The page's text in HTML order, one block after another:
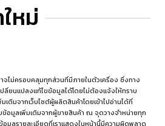
หม่
ไม่ครอบคลุมทุกส่วนที่มีภายในตัวเครื่อง ซึ่งทาง
ปลี่ยนแปลงแก้ไขข้อมูลได้โดยไม่ต้องแจ้งให้ทราบ
ติมจากเว็บไซต์ผู้ผลิตสินค้าโดยเข้าไปอ่านได้ที่
ข้อมูลเพิ่มเติมจากผู้ขายสินค้า ณ จุดวางจำหน่ายทุก
มูลรายละเอียดที่เราแสดงในหน้านี้มีความผิดพลาด